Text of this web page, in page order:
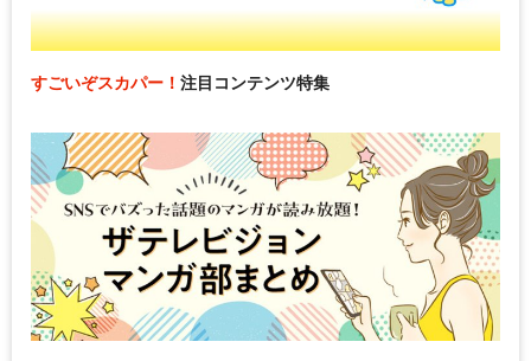
すごいぞスカパー！ 注目コンテンツ特集